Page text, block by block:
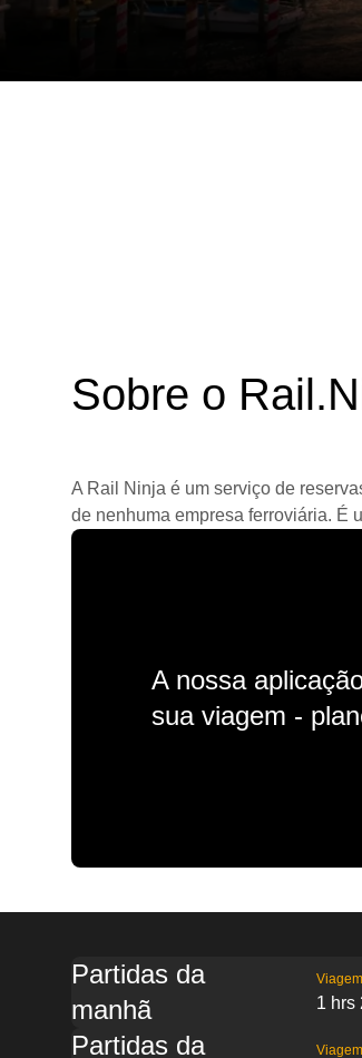
Sobre o
A Rail Ninja é um serviço de
de nenhuma empresa ferroviária. É
A nossa
sua viagem -
Partidas da
manhã
1 hrs
Partidas da